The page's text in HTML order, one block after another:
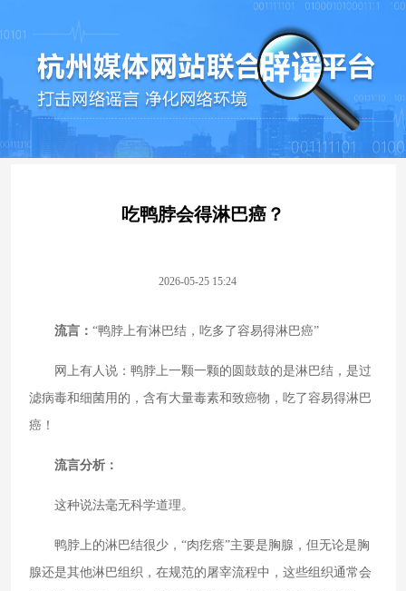
吃鸭脖会得淋巴癌？
2026-05-25 15:24
流言： “鸭脖上有淋巴结，吃多了容易得淋巴癌”
网上有人说：鸭脖上一颗一颗的圆鼓鼓的是淋巴结，是过
滤病毒和细菌用的，含有大量毒素和致癌物，吃了容易得淋巴
癌！
流言分析：
这种说法毫无科学道理。
鸭脖上的淋巴结很少，“肉疙瘩”主要是胸腺，但无论是胸
腺还是其他淋巴组织，在规范的屠宰流程中，这些组织通常会